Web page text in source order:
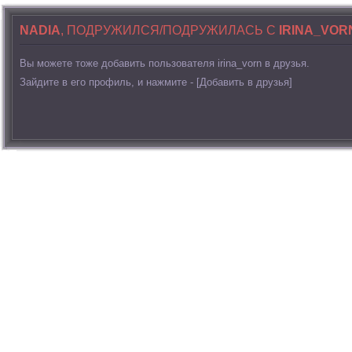
NADIA, ПОДРУЖИЛСЯ/ПОДРУЖИЛАСЬ С
Вы можете тоже добавить пользователя irina_vorn в друзья.
Зайдите в его профиль, и нажмите - [Добавить в друзья]